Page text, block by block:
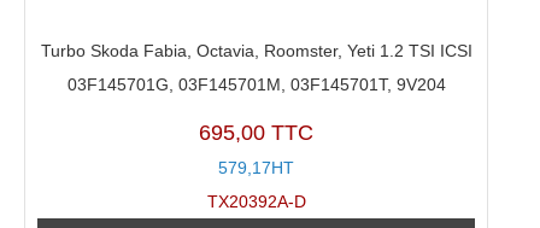
Turbo Skoda Fabia, Octavia, Roomster, Yeti 1.2 TSI ICSI
03F145701G, 03F145701M, 03F145701T, 9V204
695,00 TTC
579,17HT
TX20392A-D